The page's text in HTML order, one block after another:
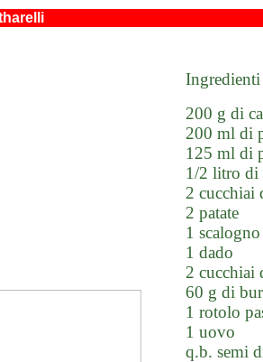
Ingredienti
200 g di
200 ml di
125 ml di
1/2 litro di
2 cucchiai
2 patate
1 scalogno
1 dado
2 cucchiai
60 g di
1 rotolo
1 uovo
q.b. semi